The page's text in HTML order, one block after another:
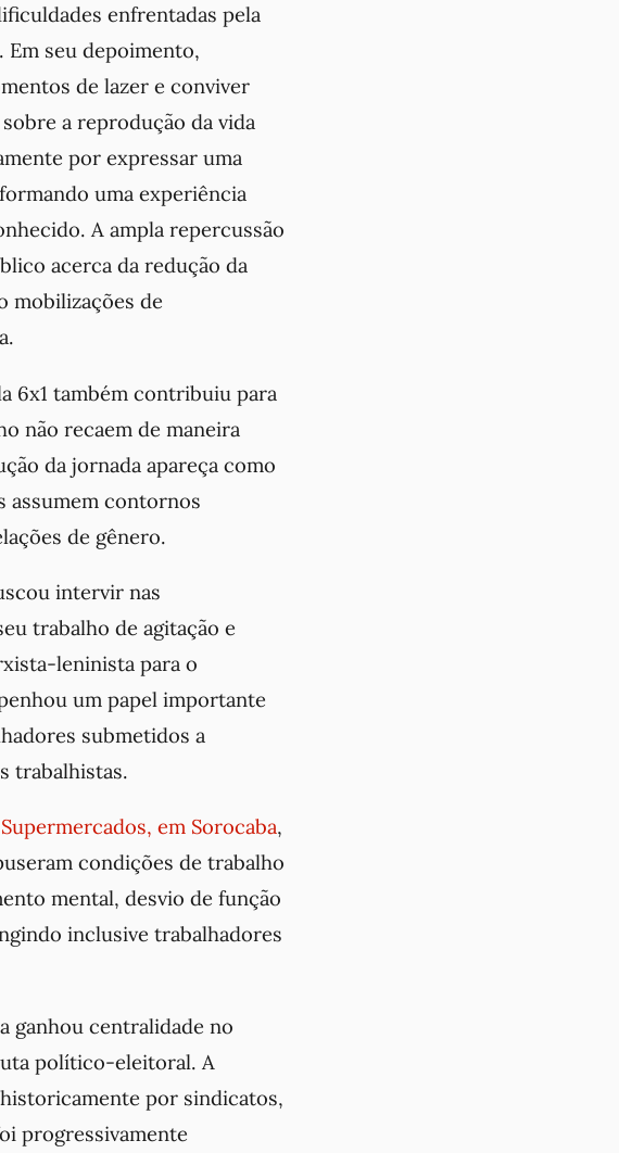
enfrentadas pela
Em seu depoimento,
de lazer e conviver
a reprodução da vida
por expressar uma
uma experiência
A ampla repercussão
acerca da redução da
mobilizações de
6x1 também contribuiu para
não recaem de maneira
da jornada apareça como
assumem contornos
de gênero.
intervir nas
trabalho de agitação e
leninista para o
um papel importante
submetidos a
trabalhistas.
em Sorocaba,
condições de trabalho
mental, desvio de função
inclusive trabalhadores
ganhou centralidade no
político-eleitoral. A
por sindicatos,
progressivamente